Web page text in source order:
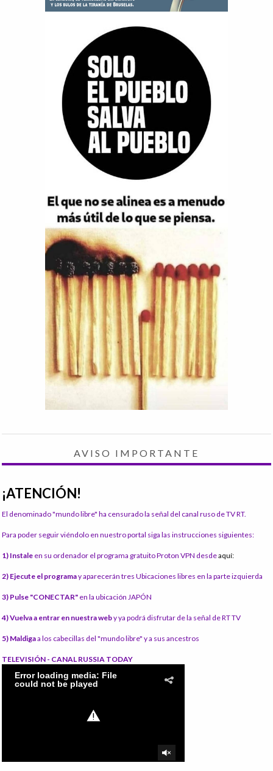
AVISO IMPORTANTE
¡ATENCIÓN!
El denominado "mundo libre" ha censurado la señal del canal ruso de TV RT.
Para poder seguir viéndolo en nuestro portal siga las instrucciones siguientes:
1) Instale en su ordenador el programa gratuito Proton VPN desdeaquí:
2) Ejecute el programay aparecerán tres Ubicaciones libres en la parte izquierda
3) Pulse "CONECTAR" en la ubicación JAPÓN
4) Vuelva a entrar en nuestra weby ya podrá disfrutar de la señal de RT TV
5) Maldigaa los cabecillas del "mundo libre" y a sus ancestros
TELEVISIÓN - CANAL RUSSIA TODAY